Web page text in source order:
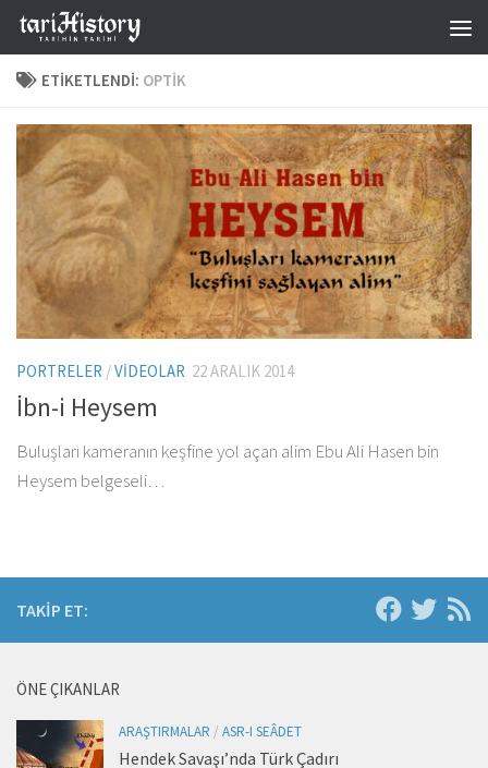
Skip to content
ETIKETLENDI: OPTIK
PORTRELER /VIDEOLAR 22 ARALIK 2014
İbn-i Heysem
Buluşları kameranın keşfine yol açan alim Ebu Ali Hasen bin
Heysem belgeseli…
TAKIP ET:
ÖNE ÇIKANLAR
ARAŞTIRMALAR / ASR-I SEÂDET
Hendek Savaşı’nda Türk Çadırı